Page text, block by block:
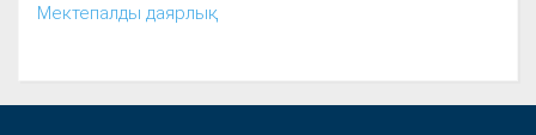
Мектепалды даярлық